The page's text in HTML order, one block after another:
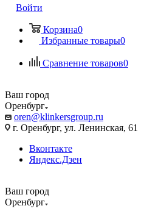
Войти
Корзина0
Избранные товары0
Сравнение товаров0
Ваш город
Оренбург
oren@klinkersgroup.ru
г. Оренбург, ул. Ленинская, 61
Вконтакте
Яндекс.Дзен
Ваш город
Оренбург